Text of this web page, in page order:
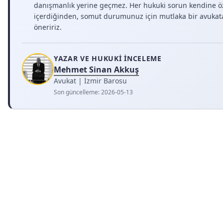
danışmanlık yerine geçmez. Her hukuki sorun kendine
içerdiğinden, somut durumunuz için mutlaka bir avukata
öneririz.
YAZAR VE HUKUKI İNCELEME
Mehmet Sinan Akkuş
Avukat | İzmir Barosu
Son güncelleme:2026-05-13